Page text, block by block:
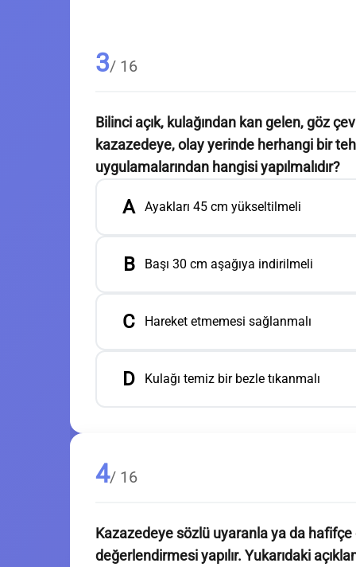
3/ 16
Bilinci açık, kulağından kan gelen, göz
kazazedeye, olay yerinde herhangi bir
uygulamalarından hangisi yapılmalıdır?
A Ayakları 45 cm yükseltilmeli
B Başı 30 cm aşağıya indirilmeli
C Hareket etmemesi sağlanmalı
D Kulağı temiz bir bezle tıkanmalı
4/ 16
Kazazedeye sözlü uyaranla ya da hafifçe
değerlendirmesi yapılır. Yukarıdaki